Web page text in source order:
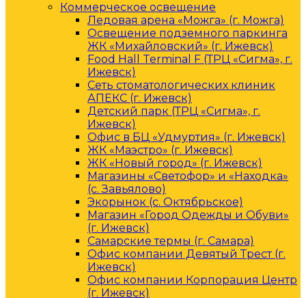
Коммерческое освещение
Ледовая арена «Можга» (г. Можга)
Освещение подземного паркинга
ЖК «Михайловский» (г. Ижевск)
Food Hall Terminal F (ТРЦ «Сигма», г.
Ижевск)
Сеть стоматологических клиник
АПЕКС (г. Ижевск)
Детский парк (ТРЦ «Сигма», г.
Ижевск)
Офис в БЦ «Удмуртия» (г. Ижевск)
ЖК «Маэстро» (г. Ижевск)
ЖК «Новый город» (г. Ижевск)
Магазины «Светофор» и «Находка»
(с. Завьялово)
Экорынок (с. Октябрьское)
Магазин «Город Одежды и Обуви»
(г. Ижевск)
Самарские термы (г. Самара)
Офис компании Девятый Трест (г.
Ижевск)
Офис компании Корпорация Центр
(г. Ижевск)